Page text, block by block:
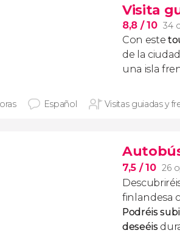
Visita
8,8 / 10 34
Con este
de la
una isla
Español Visitas guiadas y
7,5 / 10 26
finlandesa
Podréis
deseéis